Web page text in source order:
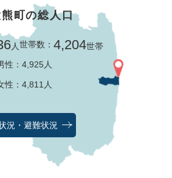
熊町の総人口
人世帯数：4,204世帯
性： 4,925人
性： 4,811人
況・避難状況